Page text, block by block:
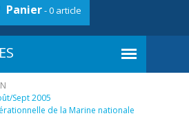
Panier- 0 article
Sept 2005
de la Marine nationale